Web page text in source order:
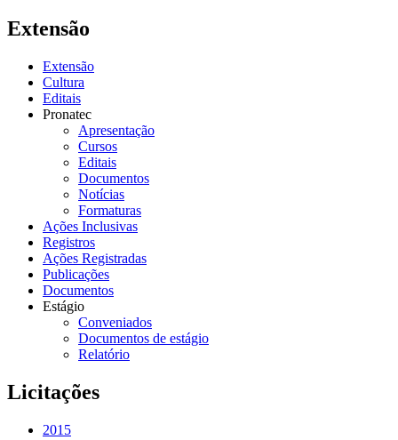
Extensão
Extensão
Cultura
Editais
Pronatec
Apresentação
Cursos
Editais
Documentos
Notícias
Formaturas
Ações Inclusivas
Registros
Ações Registradas
Publicações
Documentos
Estágio
Conveniados
Documentos de estágio
Relatório
Licitações
2015